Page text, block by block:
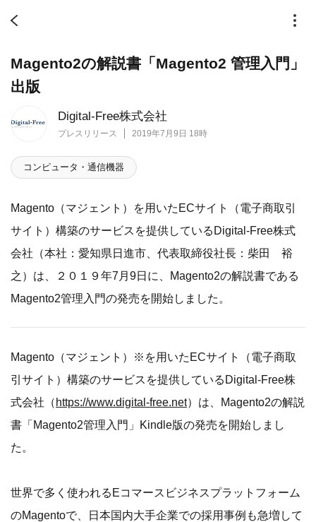
Digital-Free株式会社
プレスリリース 2019年7月9日 18時
Magento2の解説書「Magento2 管理入門」
出版
コンピュータ・通信機器
Magento（マジェント）を用いたECサイト（電子商取引
サイト）構築のサービスを提供しているDigital-Free株式
会社（本社：愛知県日進市、代表取締役社長：柴田 裕
之）は、２０１９年7月9日に、Magento2の解説書である
Magento2管理入門の発売を開始しました。
Magento（マジェント）※を用いたECサイト（電子商取
引サイト）構築のサービスを提供しているDigital-Free株
式会社（https://www.digital-free.net）は、Magento2の解説
書「Magento2管理入門」Kindle版の発売を開始しまし
た。
世界で多く使われるEコマースビジネスプラットフォーム
のMagentoで、日本国内大手企業での採用事例も急増して